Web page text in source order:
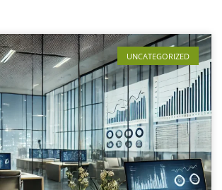
UNCATEGORIZED